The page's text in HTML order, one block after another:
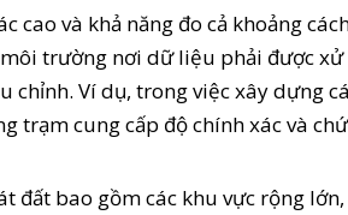
cao và khả năng đo cả khoảng
trường nơi dữ liệu phải được
Ví dụ, trong việc xây dựng
trạm cung cấp độ chính xác và
đất bao gồm các khu vực rộng